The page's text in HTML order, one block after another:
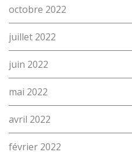
Tests d’aptitudes
Accès et plan de l’école
Liens utiles
octobre 2022
juillet 2022
juin 2022
mai 2022
avril 2022
février 2022